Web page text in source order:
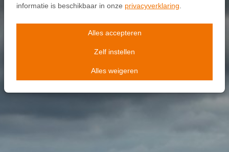
informatie is beschikbaar in onze privacyverklaring
Alles accepteren
Zelf instellen
Alles weigeren
naar
navigatie